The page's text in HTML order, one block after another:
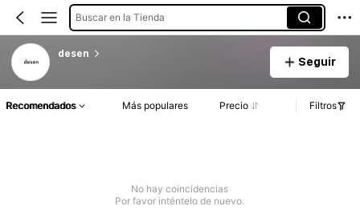
Buscar en la Tienda
desen
Seguir
Recomendados Más populares Precio Filtros
No hay coincidencias
Por favor inténtelo de nuevo.